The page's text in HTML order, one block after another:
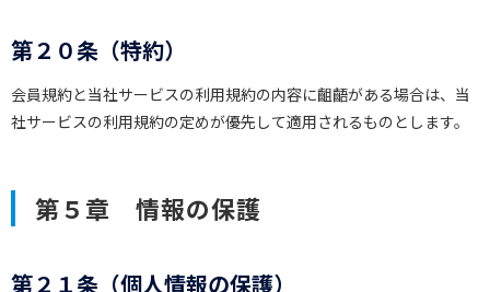
第２０条（特約）
会員規約と当社サービスの利用規約の内容に齟齬がある場合は、当
社サービスの利用規約の定めが優先して適用されるものとします。
第５章 情報の保護
第２１条（個人情報の保護）